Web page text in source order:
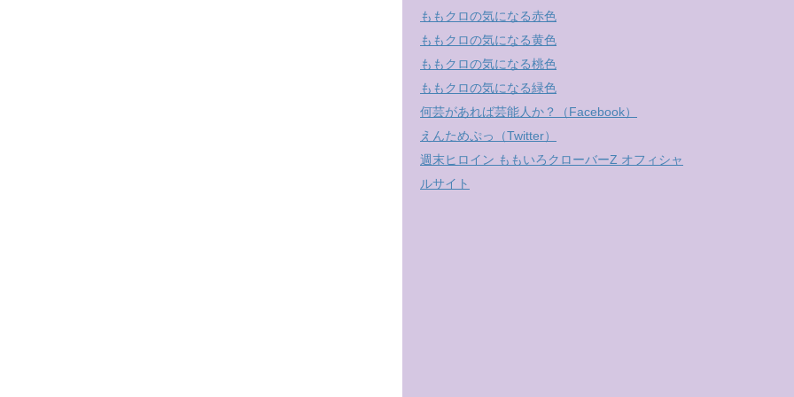
ももクロの気になる赤色
ももクロの気になる黄色
ももクロの気になる桃色
ももクロの気になる緑色
何芸があれば芸能人か？（Facebook）
えんためぷっ（Twitter）
週末ヒロイン ももいろクローバーZ オフィシャ
ルサイト